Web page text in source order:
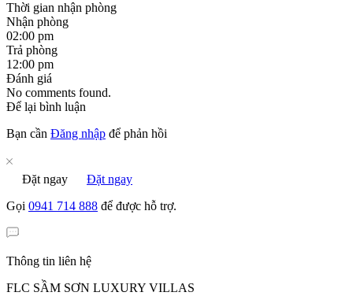
Thời gian nhận phòng
Nhận phòng
02:00 pm
Trả phòng
12:00 pm
Đánh giá
No comments found.
Để lại bình luận
Bạn cần Đăng nhập để phản hồi
Đặt ngay
Đặt ngay
Gọi 0941 714 888 để được hỗ trợ.
Thông tin liên hệ
FLC SẦM SƠN LUXURY VILLAS